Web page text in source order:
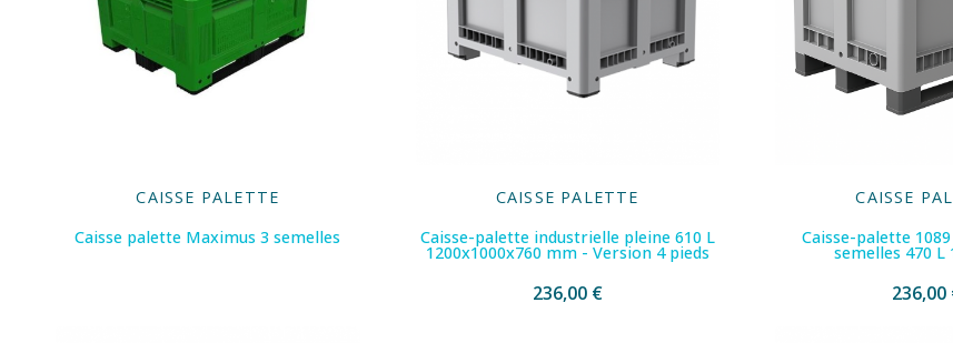
CAISSE PALETTE
Caisse palette Maximus 3 semelles
CAISSE PALETTE
Caisse-palette industrielle pleine 610 L
1200x1000x760 mm - Version 4 pieds
236,00 €
CAISSE
Caisse-palette
semelles 470 L
236,00